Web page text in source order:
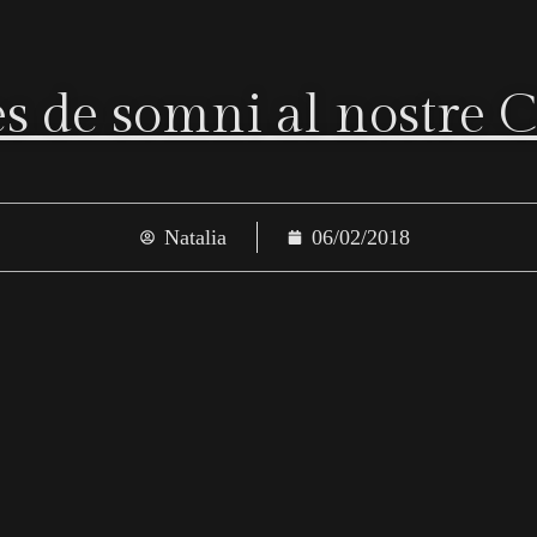
de somni al nostre
Natalia 06/02/2018